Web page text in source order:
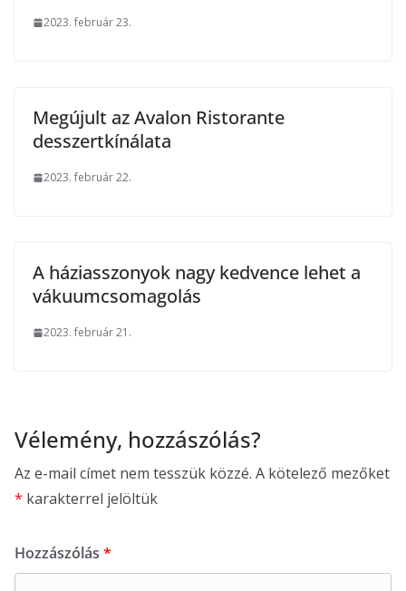
2023. február 23.
Megújult az Avalon Ristorante
desszertkínálata
2023. február 22.
A háziasszonyok nagy kedvence lehet a
vákuumcsomagolás
2023. február 21.
Vélemény, hozzászólás?
Az e-mail címet nem tesszük közzé. A kötelező mezőket
* karakterrel jelöltük
Hozzászólás *